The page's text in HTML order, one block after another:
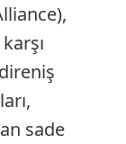
sade